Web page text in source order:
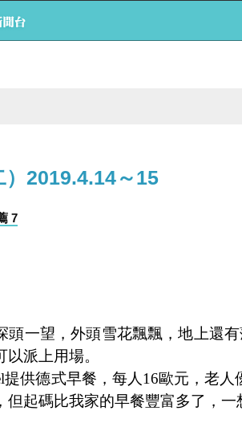
）2019.4.14～15
7
望，外頭雪花飄飄，地上還有
派上用場。
提供德式早餐，每人 16歐元，老人
但起碼比我家的早餐豐富多了，一